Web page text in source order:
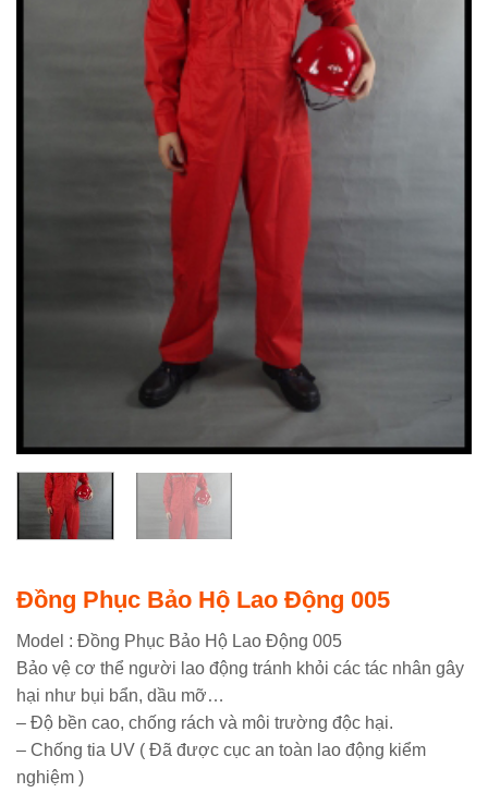
Đồng Phục Bảo Hộ Lao Động 005
Model : Đồng Phục Bảo Hộ Lao Động 005
Bảo vệ cơ thể người lao động tránh khỏi các tác nhân gây
hại như bụi bẩn, dầu mỡ…
– Độ bền cao, chống rách và môi trường độc hại.
– Chống tia UV ( Đã được cục an toàn lao động kiểm
nghiệm )